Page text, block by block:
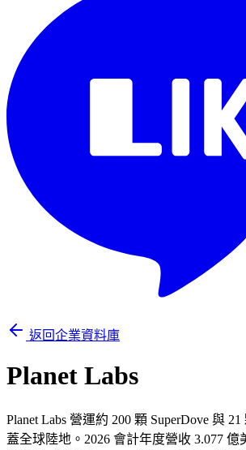
返回企業資料庫
Planet Labs
Planet Labs 營運約 200 顆 SuperDove 與
蓋全球陸地。2026 會計年度營收 3.077 億